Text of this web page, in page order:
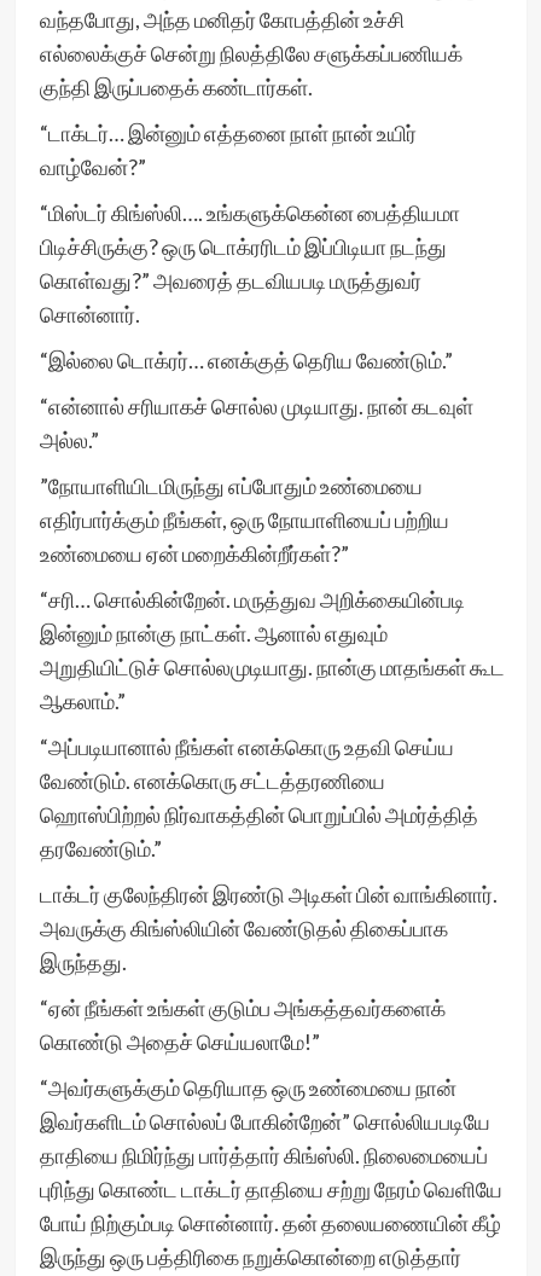
வந்தபோது, அந்த மனிதர் கோபத்தின் உச்சி
எல்லைக்குச் சென்று நிலத்திலே சளுக்கப்பணியக்
குந்தி இருப்பதைக் கண்டார்கள்.
“டாக்டர்… இன்னும் எத்தனை நாள் நான் உயிர்
வாழ்வேன்?”
“மிஸ்டர் கிங்ஸ்லி…. உங்களுக்கென்ன பைத்தியமா
பிடிச்சிருக்கு? ஒரு டொக்ரரிடம் இப்பிடியா நடந்து
கொள்வது?” அவரைத் தடவியபடி மருத்துவர்
சொன்னார்.
“இல்லை டொக்ரர்… எனக்குத் தெரிய வேண்டும்.”
“என்னால் சரியாகச் சொல்ல முடியாது. நான் கடவுள்
அல்ல.”
”நோயாளியிடமிருந்து எப்போதும் உண்மையை
எதிர்பார்க்கும் நீங்கள், ஒரு நோயாளியைப் பற்றிய
உண்மையை ஏன் மறைக்கின்றீர்கள்?”
“சரி… சொல்கின்றேன். மருத்துவ அறிக்கையின்படி
இன்னும் நான்கு நாட்கள். ஆனால் எதுவும்
அறுதியிட்டுச் சொல்லமுடியாது. நான்கு மாதங்கள் கூட
ஆகலாம்.”
“அப்படியானால் நீங்கள் எனக்கொரு உதவி செய்ய
வேண்டும். எனக்கொரு சட்டத்தரணியை
ஹொஸ்பிற்றல் நிர்வாகத்தின் பொறுப்பில் அமர்த்தித்
தரவேண்டும்.”
டாக்டர் குலேந்திரன் இரண்டு அடிகள் பின் வாங்கினார்.
அவருக்கு கிங்ஸ்லியின் வேண்டுதல் திகைப்பாக
இருந்தது.
“ஏன் நீங்கள் உங்கள் குடும்ப அங்கத்தவர்களைக்
கொண்டு அதைச் செய்யலாமே!”
“அவர்களுக்கும் தெரியாத ஒரு உண்மையை நான்
இவர்களிடம் சொல்லப் போகின்றேன்” சொல்லியபடியே
தாதியை நிமிர்ந்து பார்த்தார் கிங்ஸ்லி. நிலைமையைப்
புரிந்து கொண்ட டாக்டர் தாதியை சற்று நேரம் வெளியே
போய் நிற்கும்படி சொன்னார். தன் தலையணையின் கீழ்
இருந்து ஒரு பத்திரிகை நறுக்கொன்றை எடுத்தார்